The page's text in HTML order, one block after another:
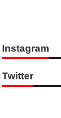
Instagram
Twitter